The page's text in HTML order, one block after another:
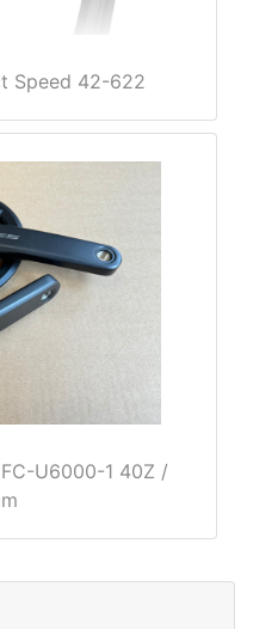
Speed 42-622
U6000-1 40Z /